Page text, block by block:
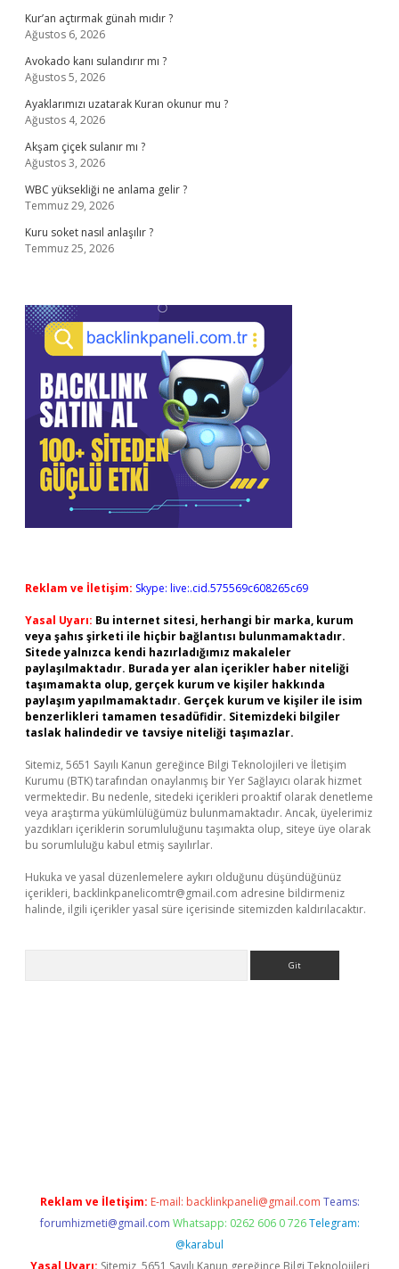
Kur’an açtırmak günah mıdır ?
Ağustos 6, 2026
Avokado kanı sulandırır mı ?
Ağustos 5, 2026
Ayaklarımızı uzatarak Kuran okunur mu ?
Ağustos 4, 2026
Akşam çiçek sulanır mı ?
Ağustos 3, 2026
WBC yüksekliği ne anlama gelir ?
Temmuz 29, 2026
Kuru soket nasıl anlaşılır ?
Temmuz 25, 2026
Reklam ve İletişim: Skype: live:.cid.575569c608265c69
Yasal Uyarı: Bu internet sitesi, herhangi bir marka, kurum
veya şahıs şirketi ile hiçbir bağlantısı bulunmamaktadır.
Sitede yalnızca kendi hazırladığımız makaleler
paylaşılmaktadır. Burada yer alan içerikler haber niteliği
taşımamakta olup, gerçek kurum ve kişiler hakkında
paylaşım yapılmamaktadır. Gerçek kurum ve kişiler ile isim
benzerlikleri tamamen tesadüfidir. Sitemizdeki bilgiler
taslak halindedir ve tavsiye niteliği taşımazlar.
Sitemiz, 5651 Sayılı Kanun gereğince Bilgi Teknolojileri ve İletişim
Kurumu (BTK) tarafından onaylanmış bir Yer Sağlayıcı olarak hizmet
vermektedir. Bu nedenle, sitedeki içerikleri proaktif olarak denetleme
veya araştırma yükümlülüğümüz bulunmamaktadır. Ancak, üyelerimiz
yazdıkları içeriklerin sorumluluğunu taşımakta olup, siteye üye olarak
bu sorumluluğu kabul etmiş sayılırlar.
Hukuka ve yasal düzenlemelere aykırı olduğunu düşündüğünüz
içerikleri, backlinkpanelicomtr@gmail.com adresine bildirmeniz
halinde, ilgili içerikler yasal süre içerisinde sitemizden kaldırılacaktır.
Reklam ve İletişim: E-mail: backlinkpaneli@gmail.com Teams:
forumhizmeti@gmail.com Whatsapp: 0262 606 0 726 Telegram:
@karabul
Yasal Uyarı: Sitemiz, 5651 Sayılı Kanun gereğince Bilgi Teknolojileri